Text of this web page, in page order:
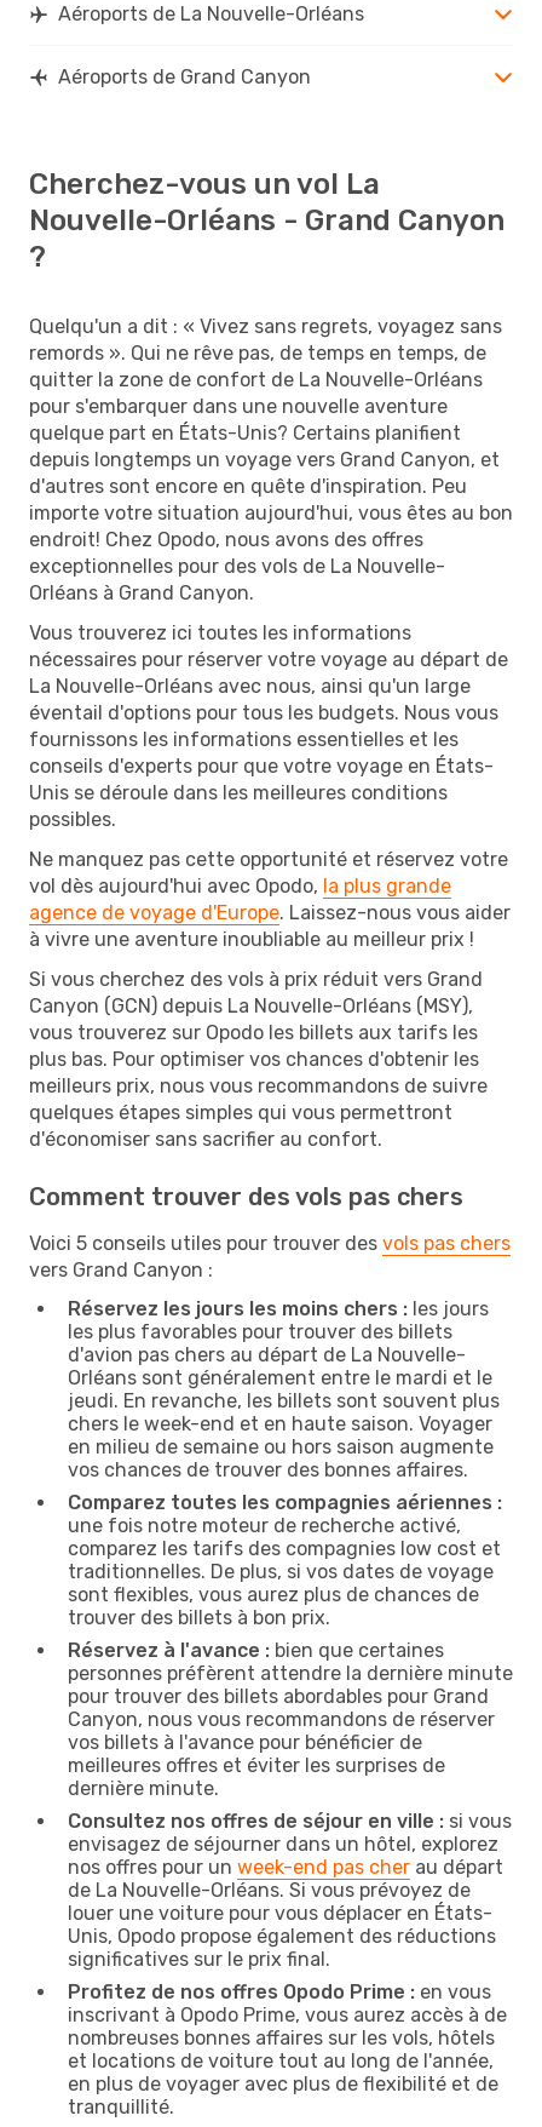
Aéroports de La Nouvelle-Orléans
Aéroports de Grand Canyon
Cherchez-vous un vol La
Nouvelle-Orléans - Grand Canyon
?
Quelqu'un a dit : « Vivez sans regrets, voyagez sans
remords ». Qui ne rêve pas, de temps en temps, de
quitter la zone de confort de La Nouvelle-Orléans
pour s'embarquer dans une nouvelle aventure
quelque part en États-Unis? Certains planifient
depuis longtemps un voyage vers Grand Canyon, et
d'autres sont encore en quête d'inspiration. Peu
importe votre situation aujourd'hui, vous êtes au bon
endroit! Chez Opodo, nous avons des offres
exceptionnelles pour des vols de La Nouvelle-
Orléans à Grand Canyon.
Vous trouverez ici toutes les informations
nécessaires pour réserver votre voyage au départ de
La Nouvelle-Orléans avec nous, ainsi qu'un large
éventail d'options pour tous les budgets. Nous vous
fournissons les informations essentielles et les
conseils d'experts pour que votre voyage en États-
Unis se déroule dans les meilleures conditions
possibles.
Ne manquez pas cette opportunité et réservez votre
vol dès aujourd'hui avec Opodo, la plus grande
agence de voyage d'Europe. Laissez-nous vous aider
à vivre une aventure inoubliable au meilleur prix !
Si vous cherchez des vols à prix réduit vers Grand
Canyon (GCN) depuis La Nouvelle-Orléans (MSY),
vous trouverez sur Opodo les billets aux tarifs les
plus bas. Pour optimiser vos chances d'obtenir les
meilleurs prix, nous vous recommandons de suivre
quelques étapes simples qui vous permettront
d'économiser sans sacrifier au confort.
Comment trouver des vols pas chers
Voici 5 conseils utiles pour trouver des vols pas chers
vers Grand Canyon :
Réservez les jours les moins chers : les jours
les plus favorables pour trouver des billets
d'avion pas chers au départ de La Nouvelle-
Orléans sont généralement entre le mardi et le
jeudi. En revanche, les billets sont souvent plus
chers le week-end et en haute saison. Voyager
en milieu de semaine ou hors saison augmente
vos chances de trouver des bonnes affaires.
Comparez toutes les compagnies aériennes :
une fois notre moteur de recherche activé,
comparez les tarifs des compagnies low cost et
traditionnelles. De plus, si vos dates de voyage
sont flexibles, vous aurez plus de chances de
trouver des billets à bon prix.
Réservez à l'avance : bien que certaines
personnes préfèrent attendre la dernière minute
pour trouver des billets abordables pour Grand
Canyon, nous vous recommandons de réserver
vos billets à l'avance pour bénéficier de
meilleures offres et éviter les surprises de
dernière minute.
Consultez nos offres de séjour en ville : si vous
envisagez de séjourner dans un hôtel, explorez
nos offres pour un week-end pas cher au départ
de La Nouvelle-Orléans. Si vous prévoyez de
louer une voiture pour vous déplacer en États-
Unis, Opodo propose également des réductions
significatives sur le prix final.
Profitez de nos offres Opodo Prime : en vous
inscrivant à Opodo Prime, vous aurez accès à de
nombreuses bonnes affaires sur les vols, hôtels
et locations de voiture tout au long de l'année,
en plus de voyager avec plus de flexibilité et de
tranquillité.